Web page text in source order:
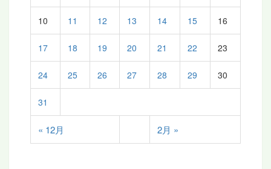
« 12月 2月 »
10 11 12 13 14 15 16
17 18 19 20 21 22 23
24 25 26 27 28 29 30
31